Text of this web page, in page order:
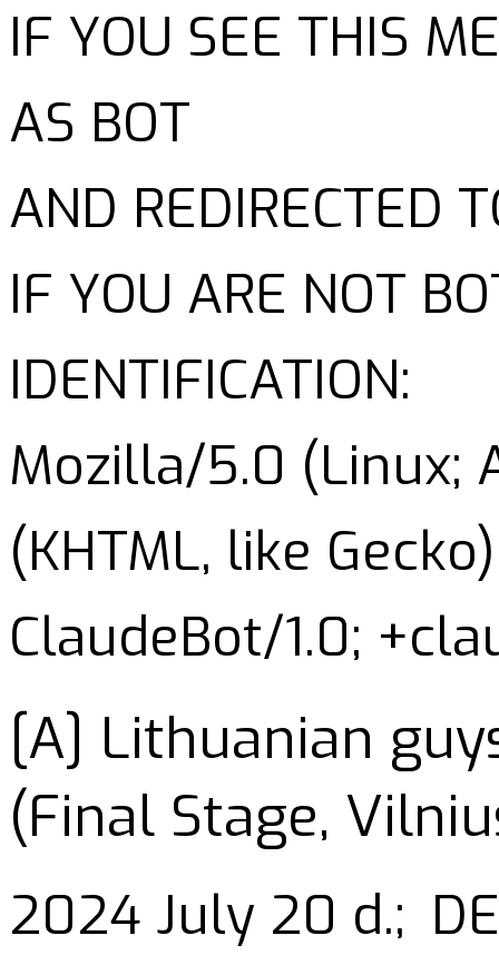
IF YOU SEE THIS
AS BOT
AND REDIRECTED
IF YOU ARE NOT
IDENTIFICATION:
Mozilla/5.0 (Linux;
(KHTML, like
ClaudeBot/1.0;
[A] Lithuanian
(Final Stage,
2024 July 20 d.;